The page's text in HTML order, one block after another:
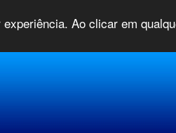
Ao clicar em